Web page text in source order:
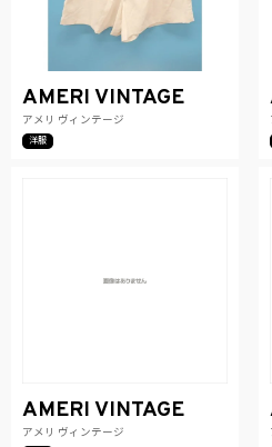
AMERI VINTAGE
アメリ ヴィンテージ
洋服
AMERI VINTAGE
アメリ ヴィンテージ